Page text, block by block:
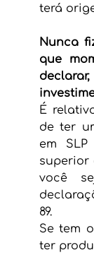
terá
Nunca
que
É
de ter
em
superior
você
89.
Se tem
ter